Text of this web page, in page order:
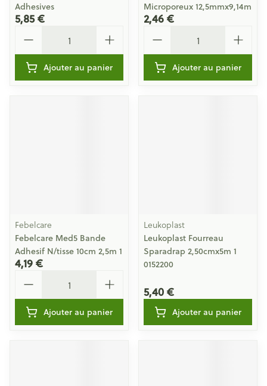
Adhesives
5,85 €
Ajouter au panier
Microporeux 12,5mmx9,14m
2,46 €
Ajouter au panier
Febelcare
Febelcare Med5 Bande
Adhesif N/tisse 10cm 2,5m 1
4,19 €
Ajouter au panier
Leukoplast
Leukoplast Fourreau
Sparadrap 2,50cmx5m 1
0152200
5,40 €
Ajouter au panier